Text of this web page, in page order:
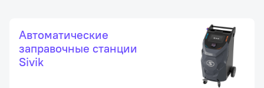
Автоматические
заправочные станции
Sivik